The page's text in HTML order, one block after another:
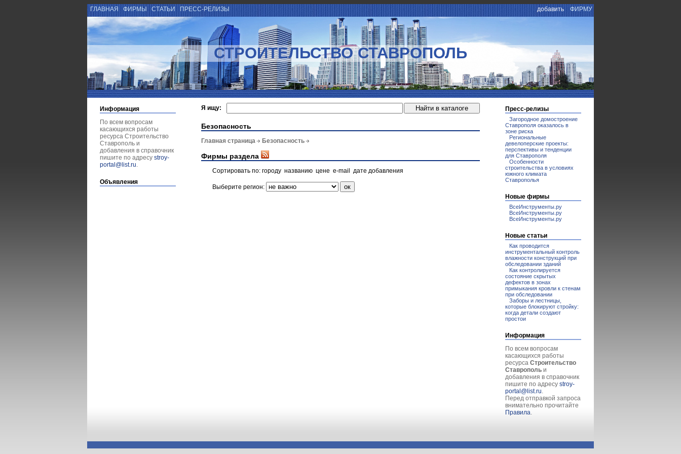
ГЛАВНАЯ ФИРМЫ СТАТЬИ ПРЕСС-РЕЛИЗЫ добавить ФИРМУ
СТРОИТЕЛЬСТВО СТАВРОПОЛЬ
Информация
По всем вопросам
касающихся работы
ресурса Строительство
Ставрополь и
добавления в справочник
пишите по адресу stroy-
portal@list.ru.
Объявления
Я ищу:
Безопасность
Главная страница Безопасность
Фирмы раздела
Сортировать по: городу названию цене e-mail дате добавления
Выберите регион:
Пресс-релизы
Загородное домостроение
Ставрополя оказалось в
зоне риска
Региональные
девелоперские проекты:
перспективы и тенденции
для Ставрополя
Особенности
строительства в условиях
южного климата
Ставрополья
Новые фирмы
ВсеИнструменты.ру
ВсеИнструменты.ру
ВсеИнструменты.ру
Новые статьи
Как проводится
инструментальный контроль
влажности конструкций при
обследовании зданий
Как контролируется
состояние скрытых
дефектов в зонах
примыкания кровли к стенам
при обследовании
Заборы и лестницы,
которые блокируют стройку:
когда детали создают
простои
Информация
По всем вопросам
касающихся работы
ресурса Строительство
Ставрополь и
добавления в справочник
пишите по адресу stroy-
portal@list.ru.
Перед отправкой запроса
внимательно прочитайте
Правила.